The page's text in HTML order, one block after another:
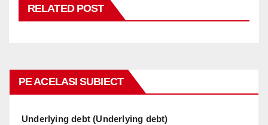
RELATED POST
PE ACELASI SUBIECT
Underlying debt (Underlying debt)